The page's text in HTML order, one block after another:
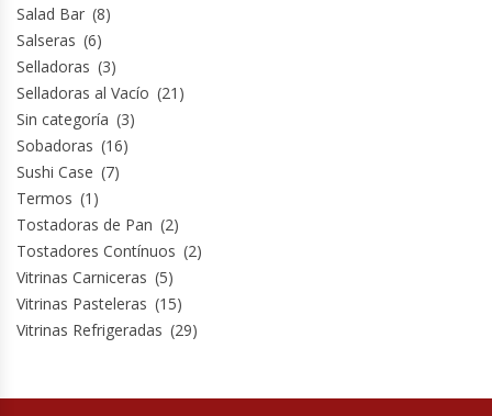
Refrigeradores Industriales
Repuestos Hornos Turbos
Revolvedoras De Masas
Roller Hot Dog
Salseras
Shawarmas
Salad Bar (8)
Salseras (6)
Selladoras (3)
Selladoras al Vacío (21)
Sin categoría (3)
Sobadoras (16)
Sushi Case (7)
Termos (1)
Tostadoras de Pan (2)
Tostadores Contínuos (2)
Vitrinas Carniceras (5)
Vitrinas Pasteleras (15)
Vitrinas Refrigeradas (29)